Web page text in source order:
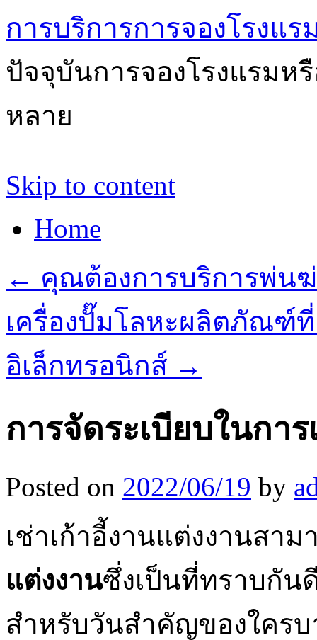
การบริการการจองโรงแ
ปัจจุบันการจองโรงแรมห
หลาย
Skip to content
Home
← คุณต้องการบริการพ่น
เครื่องปั๊มโลหะผลิตภัณฑ์
อิเล็กทรอนิกส์ →
การจัดระเบียบในกา
Posted on 2022/06/19 by
เช่าเก้าอี้งานแต่งงานสาม
แต่งงานซึ่งเป็นที่ทราบกัน
สำหรับวันสำคัญของใคร